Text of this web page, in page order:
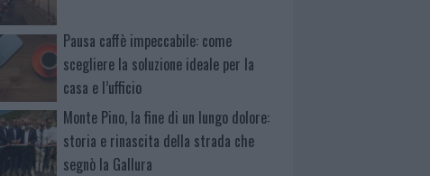
Pausa caffè impeccabile: come
scegliere la soluzione ideale per la
casa e l’ufficio
Monte Pino, la fine di un lungo dolore:
storia e rinascita della strada che
segnò la Gallura